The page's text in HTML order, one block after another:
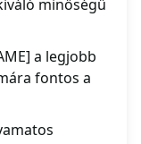
minőségű
a legjobb
fontos a